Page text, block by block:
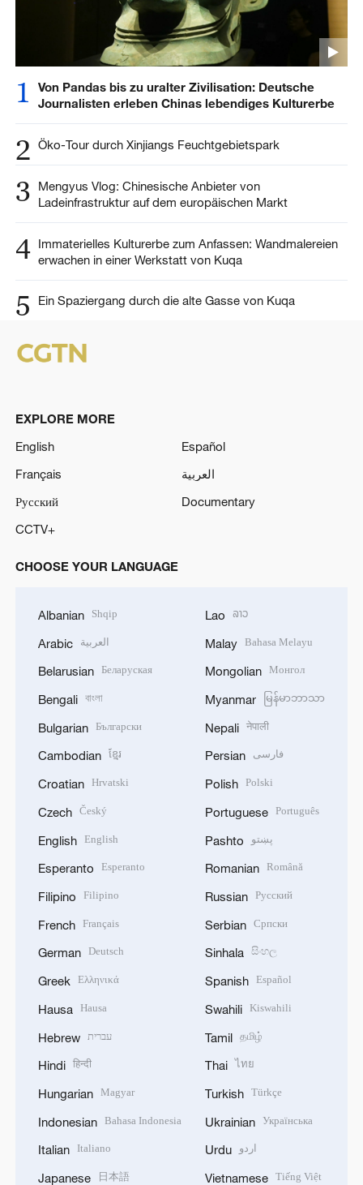
1
Von Pandas bis zu uralter Zivilisation: Deutsche
Journalisten erleben Chinas lebendiges Kulturerbe
2 Öko-Tour durch Xinjiangs Feuchtgebietspark
3
Mengyus Vlog: Chinesische Anbieter von
Ladeinfrastruktur auf dem europäischen Markt
4 Immaterielles Kulturerbe zum Anfassen: Wandmalereien
erwachen in einer Werkstatt von Kuqa
5 Ein Spaziergang durch die alte Gasse von Kuqa
EXPLORE MORE
English
Español
Français
العربية
Русский
Documentary
CCTV+
CHOOSE YOUR LANGUAGE
Albanian Shqip
Arabic العربية
Belarusian Беларуская
Bengali বাংলা
Bulgarian Български
Cambodian ខ្មែរ
Croatian Hrvatski
Czech Český
English English
Esperanto Esperanto
Filipino Filipino
French Français
German Deutsch
Greek Ελληνικά
Hausa Hausa
Hebrew עברית
Hindi हिन्दी
Hungarian Magyar
Indonesian Bahasa Indonesia
Italian Italiano
Japanese 日本語
Lao ລາວ
Malay Bahasa Melayu
Mongolian Монгол
Myanmar မြန်မာဘာသာ
Nepali नेपाली
Persian فارسی
Polish Polski
Portuguese Português
Pashto پښتو
Romanian Română
Russian Русский
Serbian Српски
Sinhala සිංහල
Spanish Español
Swahili Kiswahili
Tamil தமிழ்
Thai ไทย
Turkish Türkçe
Ukrainian Українська
Urdu اردو
Vietnamese Tiếng Việt